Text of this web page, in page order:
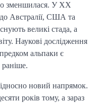
зменшилася. У XX
до Австралії, США та
великі стада, а
Наукові дослідження
альпаки є
раніше.
новий напрямок.
років тому, а зараз